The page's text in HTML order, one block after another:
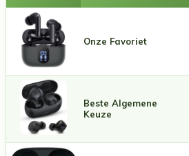
Onze Favoriet
Beste Algemene
Keuze